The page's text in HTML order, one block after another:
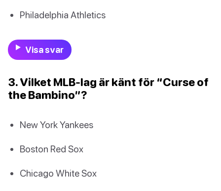
Philadelphia Athletics
Visa svar
3. Vilket MLB-lag är känt för “Curse of
the Bambino”?
New York Yankees
Boston Red Sox
Chicago White Sox